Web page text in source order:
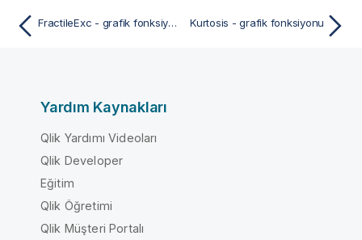
FractileExc - grafik fonksiyonu Kurtosis - grafik fonksiyonu
Yardım Kaynakları
Qlik Yardımı Videoları
Qlik Developer
Eğitim
Qlik Öğretimi
Qlik Müşteri Portalı